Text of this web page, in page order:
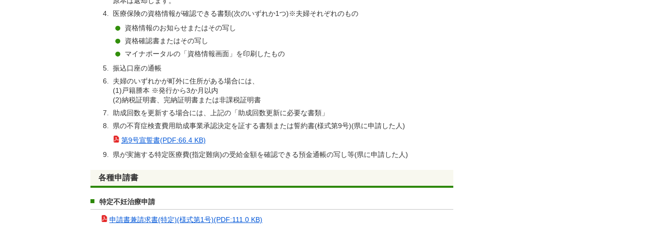
医療保険の資格情報が確認できる書類(次のいずれか1つ)※夫婦それぞれのもの
資格情報のお知らせまたはその写し
資格確認書またはその写し
マイナポータルの「資格情報画面」を印刷したもの
振込口座の通帳
夫婦のいずれかが町外に住所がある場合には、
(1)戸籍謄本 ※発行から3か月以内
(2)納税証明書、完納証明書または非課税証明書
助成回数を更新する場合には、上記の「助成回数更新に必要な書類」
県の不育症検査費用助成事業承認決定を証する書類または誓約書(様式第9号)(県に申請した人)
第9号宣誓書(PDF:66.4 KB)
県が実施する特定医療費(指定難病)の受給金額を確認できる預金通帳の写し等(県に申請した人)
各種申請書
特定不妊治療申請
申請書兼請求書(特定)(様式第1号)(PDF:111.0 KB)